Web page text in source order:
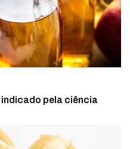
pela ciência